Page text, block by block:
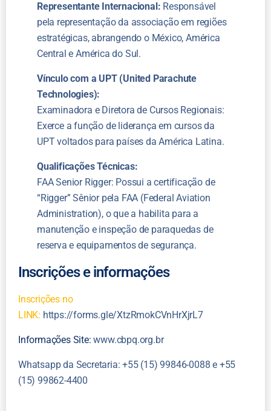
Representante Internacional: Responsável
pela representação da associação em regiões
estratégicas, abrangendo o México, América
Central e América do Sul.
Vínculo com a UPT (United Parachute
Technologies):
Examinadora e Diretora de Cursos Regionais:
Exerce a função de liderança em cursos da
UPT voltados para países da América Latina.
Qualificações Técnicas:
FAA Senior Rigger: Possui a certificação de
“Rigger” Sênior pela FAA (Federal Aviation
Administration), o que a habilita para a
manutenção e inspeção de paraquedas de
reserva e equipamentos de segurança.
Inscrições e informações
Inscrições no
LINK: https://forms.gle/XtzRmokCVnHrXjrL7
Informações Site:www.cbpq.org.br
Whatsapp da Secretaria: +55 (15) 99846-0088 e +55
(15) 99862-4400